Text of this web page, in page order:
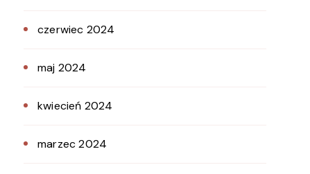
czerwiec 2024
maj 2024
kwiecień 2024
marzec 2024